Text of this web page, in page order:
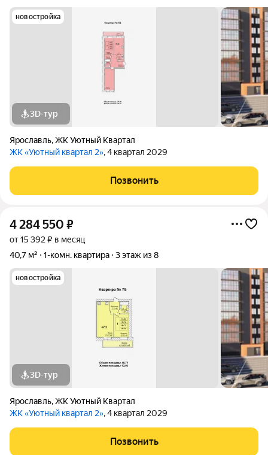
новостройка
3D-тур
Ярославль,ЖК Уютный Квартал
ЖК «Уютный квартал 2», 4 квартал 2029
Позвонить
4 284 550 ₽
от 15 392 ₽ в месяц
40,7 м²
1-комн. квартира 3 этаж из 8
новостройка
3D-тур
Ярославль,ЖК Уютный Квартал
ЖК «Уютный квартал 2», 4 квартал 2029
Позвонить